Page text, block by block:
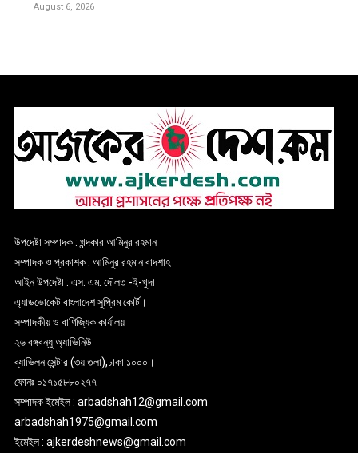
August 6, 2026
উপদেষ্টা সম্পাদক : খন্দকার আমিনুর রহমান
সম্পাদক ও প্রকাশক : আমিনুর রহমান বাদশাহ
আইন উপদেষ্টা : এস. এম. দৌলত -ই-খুদা
এ্যাডভোকেট বাংলাদেশ সুপ্রিম কোর্ট।
সম্পাদকীয় ও বাণিজ্যিক কার্যালয়
২৬ বঙ্গবন্ধু অ্যাভিনিউ
ব্যাভিলন সেন্টার (৩য় তলা),ঢাকা ১০০০।
ফোনঃ ০১৭১৫৮৮০২৭৭
সম্পাদক ইমেইল : arbadshah12@gmail.com
arbadshah1975@gmail.com
ইমেইল : ajkerdeshnews@gmail.com